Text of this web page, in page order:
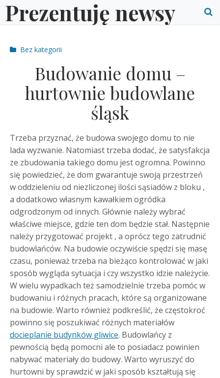
Skip
toPrezentuję newsy
Post
Bez kategorii
Budowanie domu –
hurtownie budowlane
śląsk
Trzeba przyznać, że budowa swojego domu to nie
lada wyzwanie. Natomiast trzeba dodać, że satysfakcja
ze zbudowania takiego domu jest ogromna. Powinno
się powiedzieć, że dom gwarantuje swoją przestrzeń
w oddzieleniu od niezliczonej ilości sąsiadów z bloku ,
a dodatkowo własnym kawałkiem ogródka
odgrodzonym od innych. Głównie należy wybrać
właściwe miejsce, gdzie ten dom będzie stał. Następnie
należy przygotować projekt , a oprócz tego zatrudnić
budowlańców. Na budowie oczywiście spędzi się masę
czasu, ponieważ trzeba na bieżąco kontrolować w jaki
sposób wygląda sytuacja i czy wszystko idzie należycie.
W wielu wypadkach też samodzielnie trzeba pomóc w
budowaniu i różnych pracach, które są organizowane
na budowie. Warto również podkreślić, że częstokroć
powinno się poszukiwać różnych materiałów
docieplanie budynków gliwice. Budowlańcy z
pewnością będą pomocni ale to posiadacz powinien
nabywać materiały do budowy. Warto wyruszyć do
hurtowni by sprawdzić w jaki sposób kształtują się